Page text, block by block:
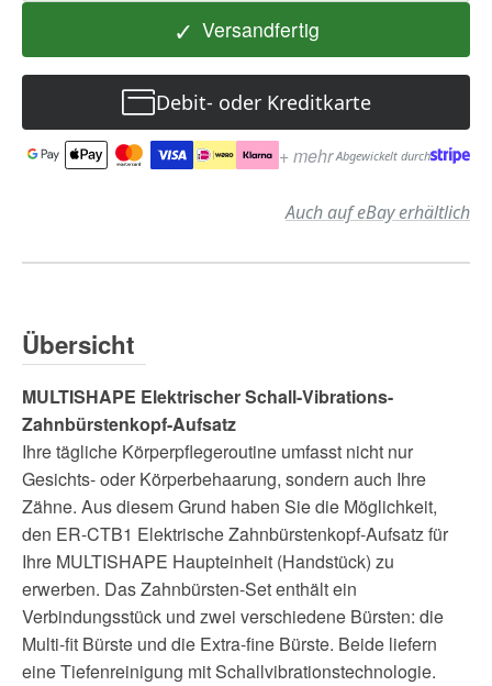
✓ Versandfertig
Debit- oder Kreditkarte
+ mehr Abgewickelt durch
Auch auf eBay erhältlich
Übersicht
MULTISHAPE Elektrischer Schall-Vibrations-
Zahnbürstenkopf-Aufsatz
Ihre tägliche Körperpflegeroutine umfasst nicht nur
Gesichts- oder Körperbehaarung, sondern auch Ihre
Zähne. Aus diesem Grund haben Sie die Möglichkeit,
den ER-CTB1 Elektrische Zahnbürstenkopf-Aufsatz für
Ihre MULTISHAPE Haupteinheit (Handstück) zu
erwerben. Das Zahnbürsten-Set enthält ein
Verbindungsstück und zwei verschiedene Bürsten: die
Multi-fit Bürste und die Extra-fine Bürste. Beide liefern
eine Tiefenreinigung mit Schallvibrationstechnologie.